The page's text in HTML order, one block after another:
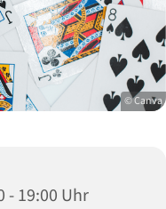
© Canva
- 19:00 Uhr